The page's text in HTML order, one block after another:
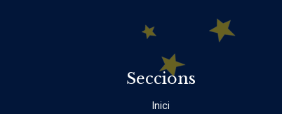
Seccions
Inici